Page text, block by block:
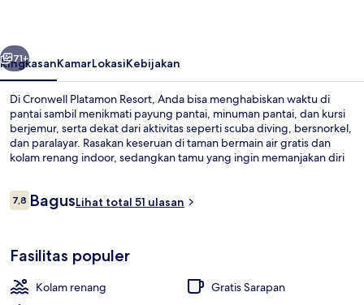
Berikutnya
71+
RingkasanKamarLokasiKebijakan
Di Cronwell Platamon Resort, Anda bisa menghabiskan waktu di
pantai sambil menikmati payung pantai, minuman pantai, dan kursi
berjemur, serta dekat dari aktivitas seperti scuba diving, bersnorkel,
dan paralayar. Rasakan keseruan di taman bermain air gratis dan
kolam renang indoor, sedangkan tamu yang ingin memanjakan diri
masakan internasional serta buka untuk sarapan, makan siang, dan
Ulasan
7,87,8 dari 10
BagusLihat total 51 ulasan
Fasilitas populer
Kolam renang
Gratis Sarapan